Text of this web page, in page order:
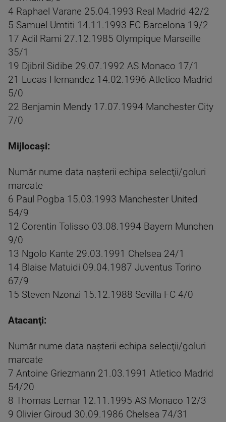
4 Raphael Varane 25.04.1993 Real Madrid 42/2
5 Samuel Umtiti 14.11.1993 FC Barcelona 19/2
17 Adil Rami 27.12.1985 Olympique Marseille
35/1
19 Djibril Sidibe 29.07.1992 AS Monaco 17/1
21 Lucas Hernandez 14.02.1996 Atletico Madrid
5/0
22 Benjamin Mendy 17.07.1994 Manchester City
7/0
Mijlocaşi:
Număr nume data naşterii echipa selecţii/goluri
marcate
6 Paul Pogba 15.03.1993 Manchester United
54/9
12 Corentin Tolisso 03.08.1994 Bayern Munchen
9/0
13 Ngolo Kante 29.03.1991 Chelsea 24/1
14 Blaise Matuidi 09.04.1987 Juventus Torino
67/9
15 Steven Nzonzi 15.12.1988 Sevilla FC 4/0
Atacanţi:
Număr nume data naşterii echipa selecţii/goluri
marcate
7 Antoine Griezmann 21.03.1991 Atletico Madrid
54/20
8 Thomas Lemar 12.11.1995 AS Monaco 12/3
9 Olivier Giroud 30.09.1986 Chelsea 74/31